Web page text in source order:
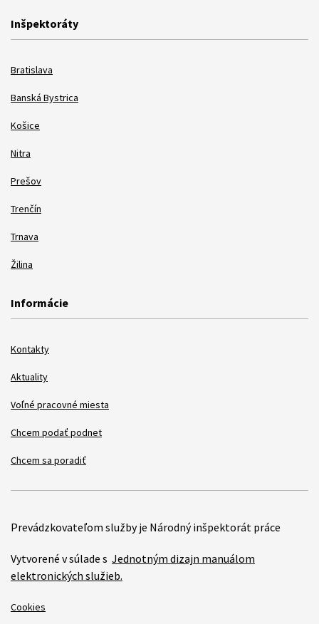
Inšpektoráty
Bratislava
Banská Bystrica
Košice
Nitra
Prešov
Trenčín
Trnava
Žilina
Informácie
Kontakty
Aktuality
Voľné pracovné miesta
Chcem podať podnet
Chcem sa poradiť
Prevádzkovateľom služby je Národný inšpektorát práce
Vytvorené v súlade s Jednotným dizajn manuálom
elektronických služieb.
Cookies